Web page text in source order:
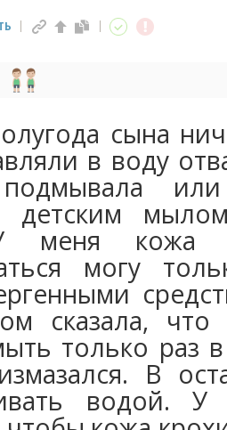
сына
в воду
детским
меня кожа
могу
сказала,
только раз
В
водой.